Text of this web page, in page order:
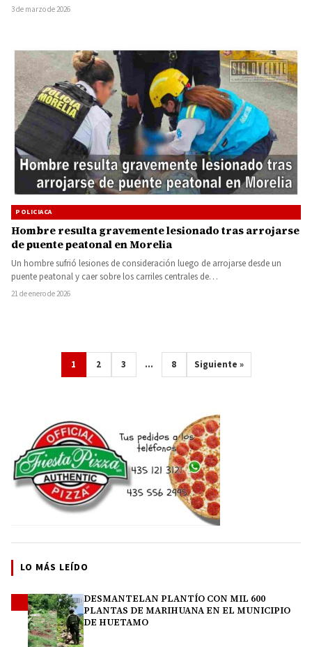
3 de marzo de 2026
POLICIACA
Hombre resulta gravemente lesionado tras arrojarse
de puente peatonal en Morelia
Un hombre sufrió lesiones de consideración luego de arrojarse desde un
puente peatonal y caer sobre los carriles centrales de…
21 de enero de 2026
1 2 3 … 8 Siguiente »
LO MÁS LEÍDO
DESMANTELAN PLANTÍO CON MIL 600
PLANTAS DE MARIHUANA EN EL MUNICIPIO
DE HUETAMO